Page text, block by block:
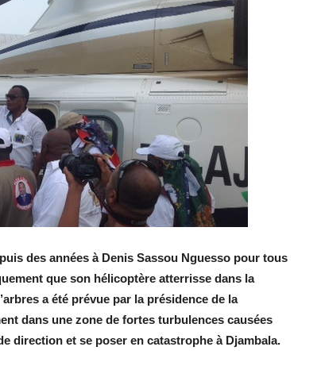
des années à Denis Sassou Nguesso pour tous
que son hélicoptère atterrisse dans la
s a été prévue par la présidence de la
dans une zone de fortes turbulences causées
direction et se poser en catastrophe à Djambala.